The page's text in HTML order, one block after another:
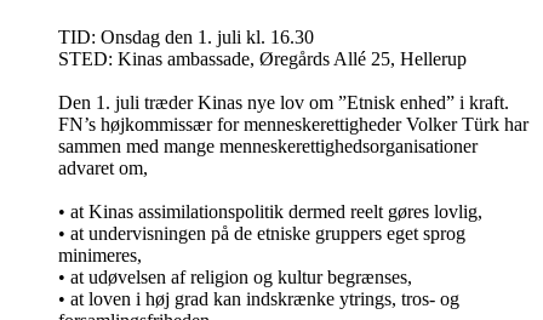
TID: Onsdag den 1. juli kl. 16.30
STED: Kinas ambassade, Øregårds Allé 25, Hellerup
Den 1. juli træder Kinas nye lov om ”Etnisk enhed” i kraft.
FN’s højkommissær for menneskerettigheder Volker Türk har
sammen med mange menneskerettighedsorganisationer
advaret om,
• at Kinas assimilationspolitik dermed reelt gøres lovlig,
• at undervisningen på de etniske gruppers eget sprog
minimeres,
• at udøvelsen af religion og kultur begrænses,
• at loven i høj grad kan indskrænke ytrings, tros- og